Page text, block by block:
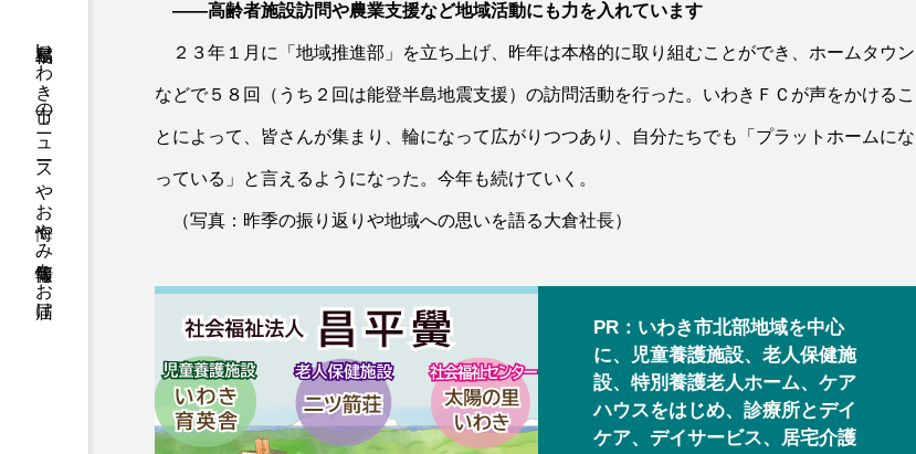
福島県いわき市のニュースやお悔やみ情報等をお届け
――高齢者施設訪問や農業支援など地域活動にも力を入れています
２３年１月に「地域推進部」を立ち上げ、昨年は本格的に取り組むことができ、ホームタウン
などで５８回（うち２回は能登半島地震支援）の訪問活動を行った。いわきＦＣが声をかけるこ
とによって、皆さんが集まり、輪になって広がりつつあり、自分たちでも「プラットホームにな
っている」と言えるようになった。今年も続けていく。
（写真：昨季の振り返りや地域への思いを語る大倉社長）
PR：いわき市北部地域を中心
に、児童養護施設、老人保健施
設、特別養護老人ホーム、ケア
ハウスをはじめ、診療所とデイ
ケア、デイサービス、居宅介護